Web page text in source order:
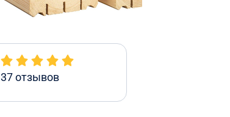
37отзывов